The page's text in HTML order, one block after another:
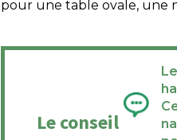
pour une table ovale, une
Le conseil